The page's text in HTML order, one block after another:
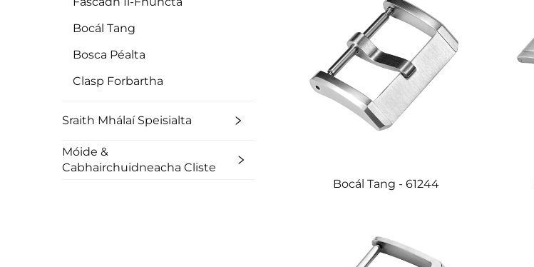
Bocál Tang
Bosca Péalta
Clasp Forbartha
Sraith Mhálaí Speisialta
Móide &
Cabhairchuidneacha Cliste
Bocál Tang - 61244